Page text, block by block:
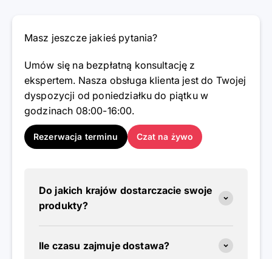
Masz jeszcze jakieś pytania?
Umów się na bezpłatną konsultację z
ekspertem. Nasza obsługa klienta jest do Twojej
dyspozycji od poniedziałku do piątku w
godzinach 08:00-16:00.
Rezerwacja terminu Czat na żywo
Do jakich krajów dostarczacie swoje
produkty?
Ile czasu zajmuje dostawa?